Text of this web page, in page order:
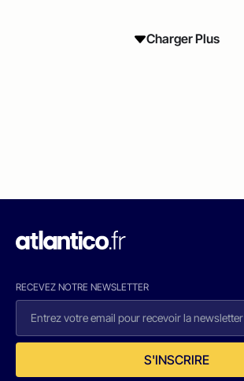
Charger Plus
RECEVEZ NOTRE NEWSLETTER
S'INSCRIRE